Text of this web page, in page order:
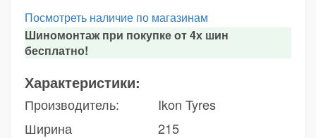
Посмотреть наличие по магазинам
Шиномонтаж при покупке от 4х шин
бесплатно!
Характеристики:
Производитель:
Ikon Tyres
Ширина
215